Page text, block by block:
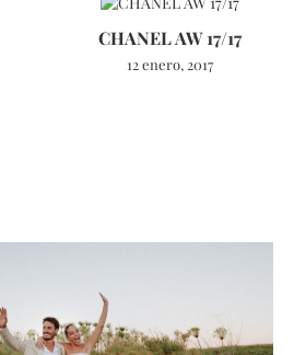
CHANEL AW 17/17
12 enero, 2017